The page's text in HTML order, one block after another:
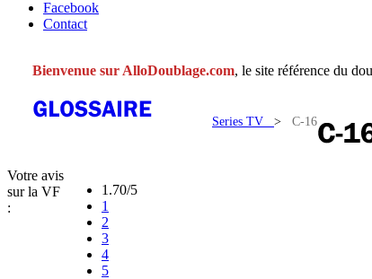
Facebook
Contact
Bienvenue sur AlloDoublage.com, le site référence du
Series TV > C-16
Votre avis
sur la VF
:
1.70/5
1
2
3
4
5